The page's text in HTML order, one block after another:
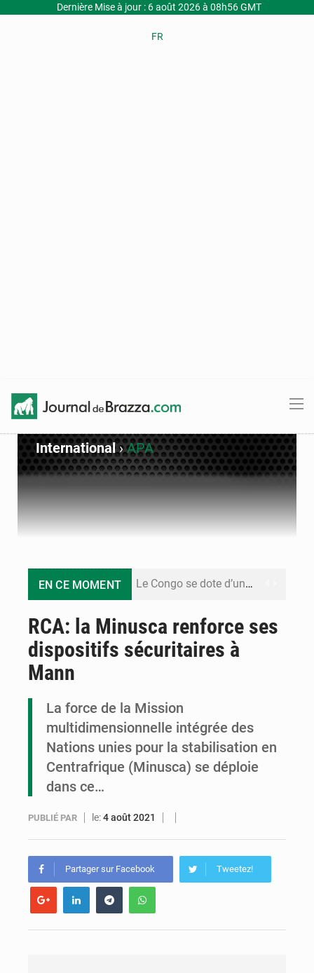
Dernière Mise à jour : 6 août 2026 à 08h56 GMT
FR
International›APA
EN CE MOMENT Le Congo se dote d’un programme national pour valoriser les produits forestiers non ligneux
RCA: la Minusca renforce ses
dispositifs sécuritaires à
Mann
La force de la Mission
multidimensionnelle intégrée des
Nations unies pour la stabilisation en
Centrafrique (Minusca) se déploie
dans ce…
PUBLIÉ PAR le:4 août 2021
Partager sur Facebook Tweetez!